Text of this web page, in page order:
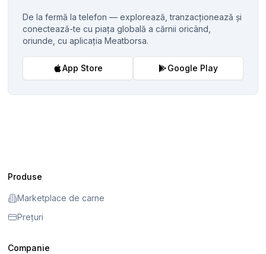
De la fermă la telefon — explorează, tranzacționează și
conectează-te cu piața globală a cărnii oricând,
oriunde, cu aplicația Meatborsa.
App Store Google Play
Produse
Marketplace de carne
Prețuri
Companie